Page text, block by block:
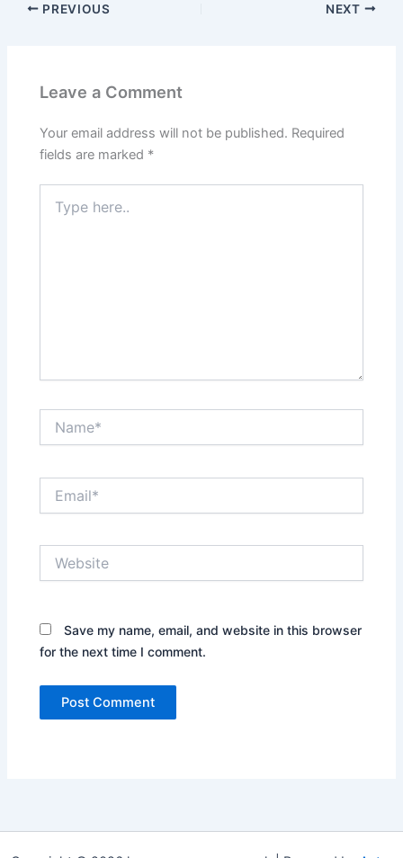
PREVIOUS NEXT
Leave a Comment
Your email address will not be published. Required
fields are marked *
here..
Save my name, email, and website in this browser
for the next time I comment.